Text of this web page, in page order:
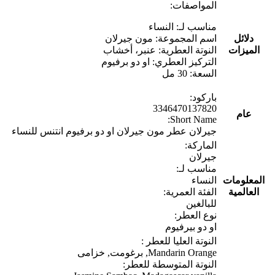
دلائل
الميزات
المواصفات:
مناسب لـ: النساء
اسم المجموعة: مون جيرلان
النوتة العطرية: عنبر، أخشاب
التركيز العطري: او دو برفيوم
السعة: 30 مل
عام
باركود:
3346470137820
Short Name:
جيرلان عطر مون جيرلان او دو برفيوم انتنس للنساء
المعلومات
العالمية
الماركة:
جيرلان
مناسب لـ:
النساء
الفئة العمرية:
للبالغين
نوع العطر:
او دو بيرفيوم
النوتة العليا للعطر :
Mandarin Orange, برغومت, خزامى
النوتة المتوسطة للعطر: